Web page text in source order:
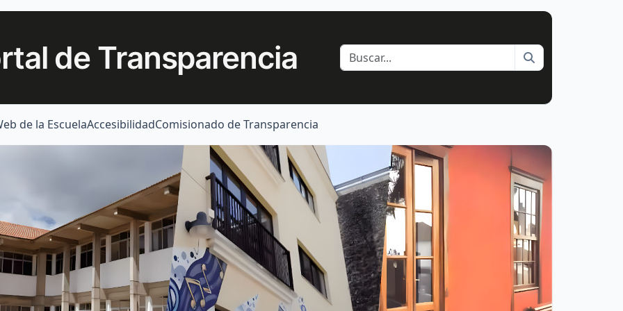
de Transparencia
de la EscuelaAccesibilidadComisionado de Transparencia